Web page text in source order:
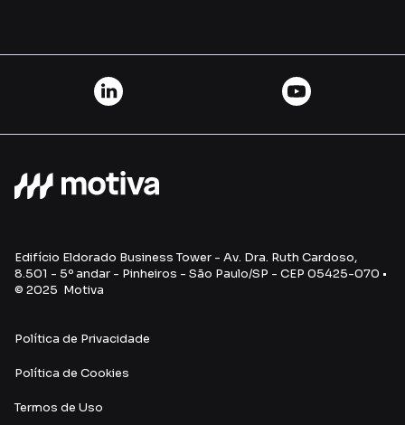
Edifício Eldorado Business Tower - Av. Dra. Ruth Cardoso,
8.501 - 5º andar - Pinheiros - São Paulo/SP - CEP 05425-070 •
© 2025 Motiva
Política de Privacidade
Política de Cookies
Termos de Uso